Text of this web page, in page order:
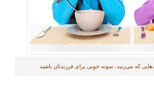
که می‌زنید، نمونه خوبی برای فرزند‌تان باشید